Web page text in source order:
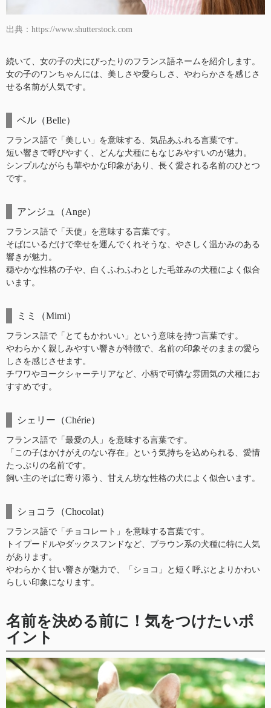
出典：https://www.shutterstock.com
続いて、女の子の犬にぴったりのフランス語ネームを紹介します。
女の子のワンちゃんには、美しさや愛らしさ、やわらかさを感じさ
せる名前が人気です。
ベル（Belle）
フランス語で「美しい」を意味する、気品あふれる言葉です。
短い響きで呼びやすく、どんな犬種にもなじみやすいのが魅力。
シンプルながらも華やかな印象があり、長く愛される名前のひとつ
です。
アンジュ（Ange）
フランス語で「天使」を意味する言葉です。
そばにいるだけで幸せを運んでくれそうな、やさしく温かみのある
響きが魅力。
穏やかな性格の子や、白くふわふわとした毛並みの犬種によく似合
います。
ミミ（Mimi）
フランス語で「とてもかわいい」という意味を持つ言葉です。
やわらかく親しみやすい響きが特徴で、名前の印象そのままの愛ら
しさを感じさせます。
チワワやヨークシャーテリアなど、小柄で可憐な雰囲気の犬種にお
すすめです。
シェリー（Chérie）
フランス語で「最愛の人」を意味する言葉です。
「この子はかけがえのない存在」という気持ちを込められる、愛情
たっぷりの名前です。
飼い主のそばに寄り添う、甘えん坊な性格の犬によく似合います。
ショコラ（Chocolat）
フランス語で「チョコレート」を意味する言葉です。
トイプードルやダックスフンドなど、ブラウン系の犬種に特に人気
があります。
やわらかく甘い響きが魅力で、「ショコ」と短く呼ぶとよりかわい
らしい印象になります。
名前を決める前に！気をつけたいポ
イント